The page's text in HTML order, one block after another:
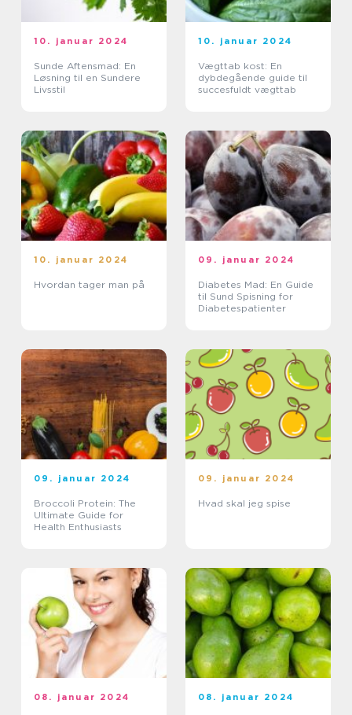
10. januar 2024
Sunde Aftensmad: En
Løsning til en Sundere
Livsstil
10. januar 2024
Vægttab kost: En
dybdegående guide til
succesfuldt vægttab
10. januar 2024
Hvordan tager man på
09. januar 2024
Diabetes Mad: En Guide
til Sund Spisning for
Diabetespatienter
09. januar 2024
Broccoli Protein: The
Ultimate Guide for
Health Enthusiasts
09. januar 2024
Hvad skal jeg spise
08. januar 2024 08. januar 2024